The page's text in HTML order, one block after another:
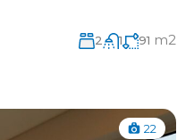
2 1 91 m2
22